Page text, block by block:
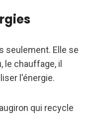
seulement. Elle se
le chauffage, il
l'énergie.
qui recycle